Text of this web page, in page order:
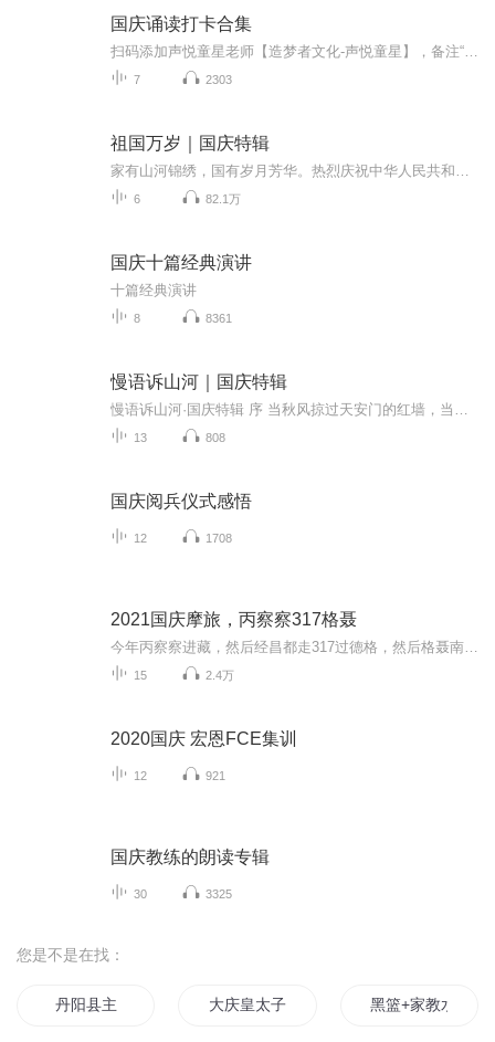
国庆诵读打卡合集
7 2303
祖国万岁｜国庆特辑
6 82.1万
国庆十篇经典演讲
十篇经典演讲
8 8361
慢语诉山河｜国庆特辑
13 808
国庆阅兵仪式感悟
12 1708
2021国庆摩旅，丙察察317格聂
15 2.4万
2020国庆 宏恩FCE集训
12 921
国庆教练的朗读专辑
30 3325
您是不是在找：
丹阳县主 大庆皇太子 黑篮+家教水到渠